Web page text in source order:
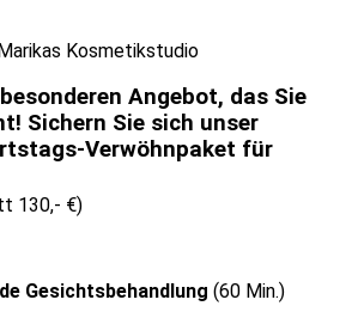
Kosmetikstudio
Angebot, das Sie
Sichern Sie sich unser
Verwöhnpaket für
130,- €)
Gesichtsbehandlung (60 Min.)